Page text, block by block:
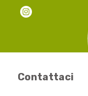
Contattaci